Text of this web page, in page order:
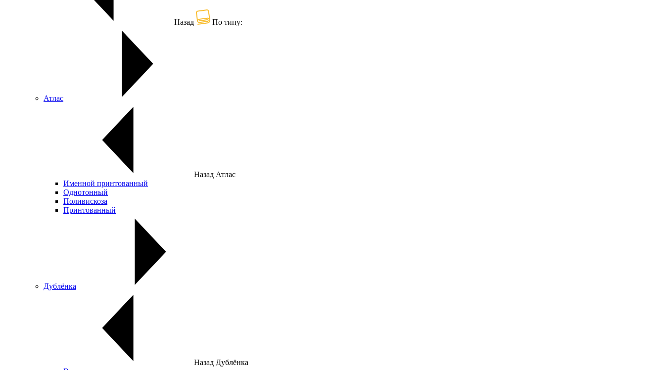
Назад По типу:
Атлас
Назад Атлас
Именной принтованный
Однотонный
Поливискоза
Принтованный
Дублёнка
Назад Дублёнка